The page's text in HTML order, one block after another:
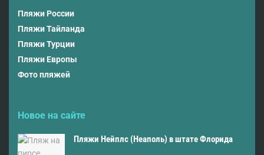
Пляжи России
Пляжи Тайланда
Пляжи Турции
Пляжи Европы
Фото пляжей
Новое на сайте
Пляжи Нейплс (Неаполь) в штате Флорида